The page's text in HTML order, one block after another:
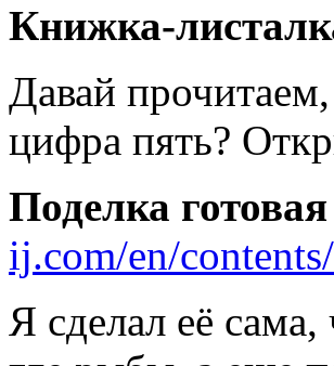
Книжка-
Давай
цифра пять?
Поделка
ij.com/en/
Я сделал её